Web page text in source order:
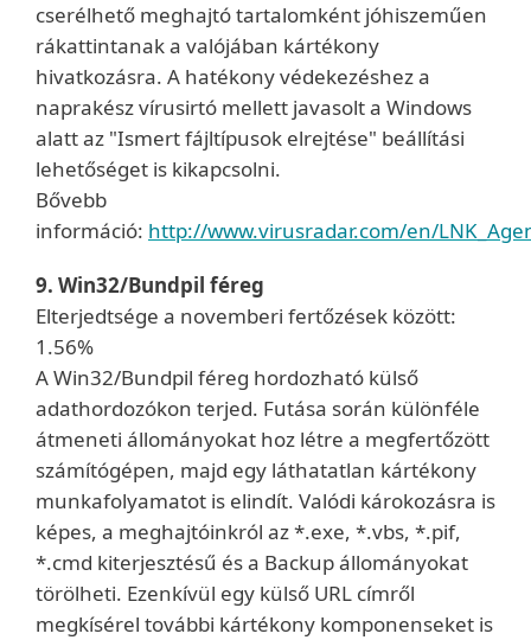
cserélhető meghajtó tartalomként jóhiszeműen
rákattintanak a valójában kártékony
hivatkozásra. A hatékony védekezéshez a
naprakész vírusirtó mellett javasolt a Windows
alatt az "Ismert fájltípusok elrejtése" beállítási
lehetőséget is kikapcsolni.
Bővebb
információ: http://www.virusradar.com/en/
9. Win32/Bundpil féreg
Elterjedtsége a novemberi fertőzések között:
1.56%
A Win32/Bundpil féreg hordozható külső
adathordozókon terjed. Futása során különféle
átmeneti állományokat hoz létre a megfertőzött
számítógépen, majd egy láthatatlan kártékony
munkafolyamatot is elindít. Valódi károkozásra is
képes, a meghajtóinkról az *.exe, *.vbs, *.pif,
*.cmd kiterjesztésű és a Backup állományokat
törölheti. Ezenkívül egy külső URL címről
megkísérel további kártékony komponenseket is